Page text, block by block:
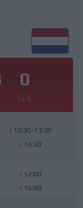
59
SEK
/ 12:30-13:30
/ 16:30
/ 12:00
/ 16:00